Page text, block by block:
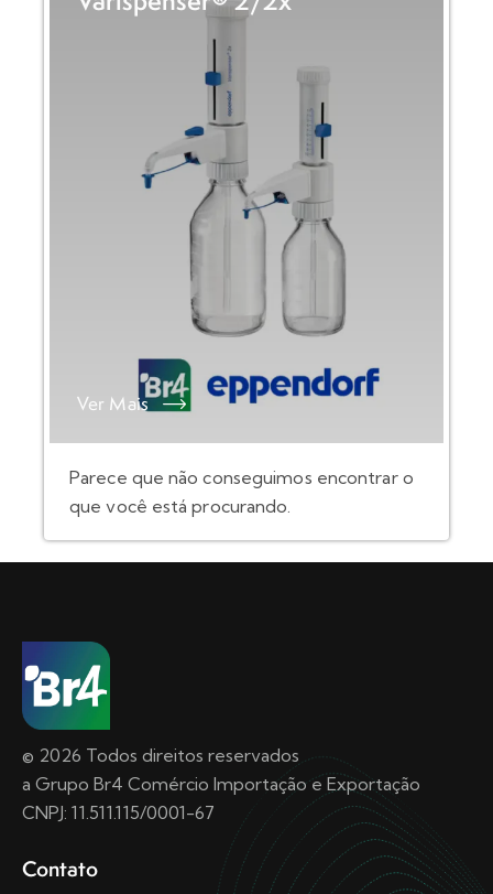
Ver Mais
Parece que não conseguimos encontrar o
que você está procurando.
© 2026 Todos direitos reservados
a Grupo Br4 Comércio Importação e Exportação
CNPJ: 11.511.115/0001-67
Contato